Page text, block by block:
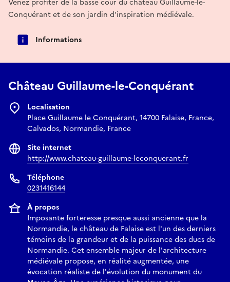
Conquérant et de son jardin d'inspiration médiévale.
Informations
Château Guillaume-le-Conquérant
Localisation
Place Guillaume le Conquérant, 14700 Falaise, France,
Calvados, Normandie, France
Site internet
http://www.chateau-guillaume-leconquerant.fr
Téléphone
0231416144
À propos
Imposante forteresse presque aussi ancienne que la
Normandie, le château de Falaise est l'un des derniers
témoins de la grandeur et de la puissance des ducs de
Normandie. Cet ensemble majeur de l'architecture
médiévale propose, en réalité augmentée, une
évocation réaliste de l'évolution du monument du